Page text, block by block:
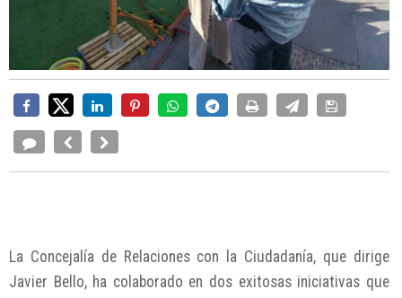
La Concejalía de Relaciones con la Ciudadanía, que dirige
Javier Bello, ha colaborado en dos exitosas iniciativas que